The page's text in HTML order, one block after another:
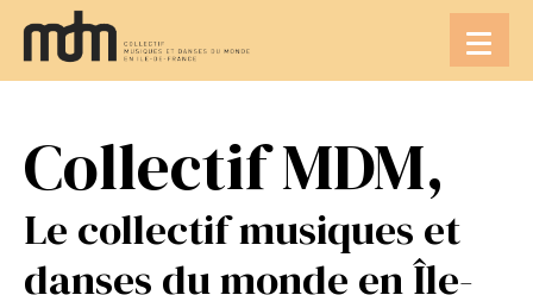
contenu
Collectif MDM,
Le collectif musiques et
danses du monde en Île-